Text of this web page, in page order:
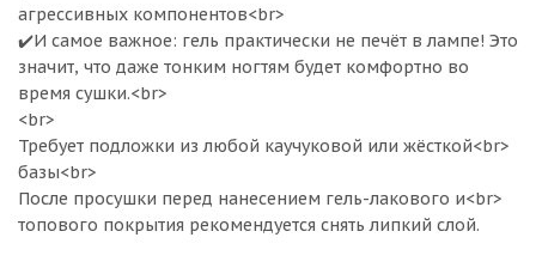
агрессивных компонентов<br>
✔️И самое важное: гель практически не печёт в лампе! Это
значит, что даже тонким ногтям будет комфортно во
время сушки.<br>
<br>
Требует подложки из любой каучуковой или жёсткой<br>
базы<br>
После просушки перед нанесением гель-лакового и<br>
топового покрытия рекомендуется снять липкий слой.